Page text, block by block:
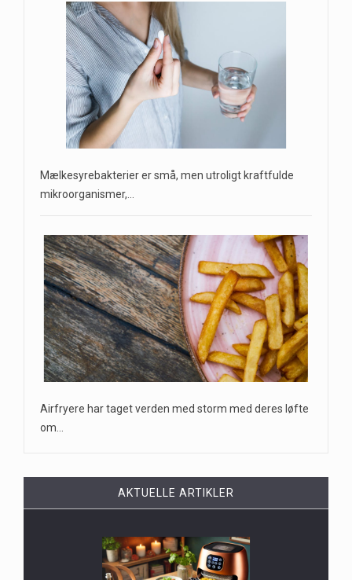
Mælkesyrebakterier er små, men utroligt kraftfulde
mikroorganismer,…
Airfryere har taget verden med storm med deres løfte
om…
AKTUELLE ARTIKLER